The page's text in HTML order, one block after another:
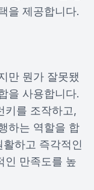
을 제공합니다.
만 뭔가 잘못됐
을 사용합니다.
키를 조작하고,
하는 역할을 합
하고 즉각적인
인 만족도를 높